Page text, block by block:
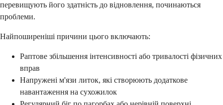
перевищують його здатність до відновлення, починаються
проблеми.
Найпоширеніші причини цього включають:
Раптове збільшення інтенсивності або тривалості фізичних
вправ
Напружені м'язи литок, які створюють додаткове
навантаження на сухожилок